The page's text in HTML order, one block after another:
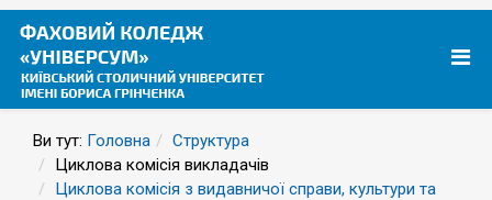
Ви тут: Головна
Структура
Циклова комісія викладачів
Циклова комісія з видавничої справи, культури та